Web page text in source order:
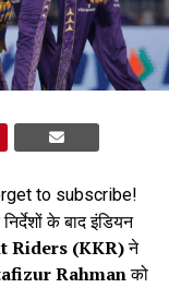
to subscribe!
के बाद इंडियन
Riders (KKR)ने
Rahmanको